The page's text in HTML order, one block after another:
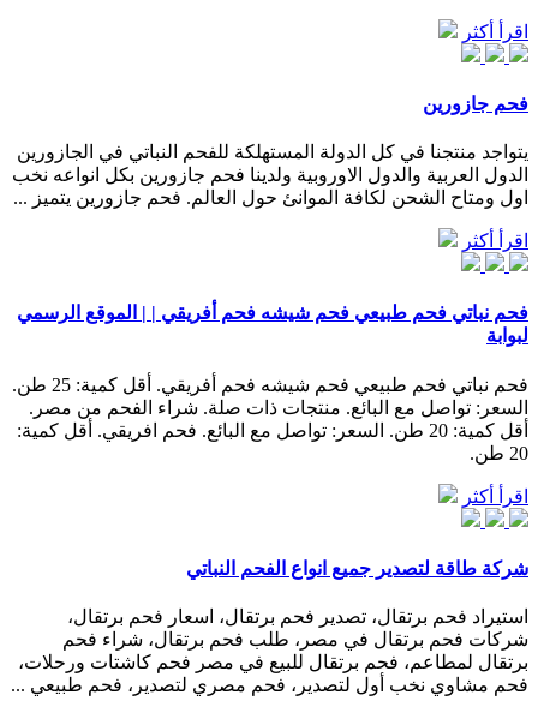
اقرأ أكثر
فحم جازورين
يتواجد منتجنا في كل الدولة المستهلكة للفحم النباتي في الجازورين
الدول العربية والدول الاوروبية ولدينا فحم جازورين بكل انواعه نخب
اول ومتاح الشحن لكافة الموانئ حول العالم. فحم جازورين يتميز ...
اقرأ أكثر
فحم نباتي فحم طبيعي فحم شيشه فحم أفريقي | | الموقع الرسمي
لبوابة
فحم نباتي فحم طبيعي فحم شيشه فحم أفريقي. أقل كمية: 25 طن.
السعر: تواصل مع البائع. منتجات ذات صلة. شراء الفحم من مصر.
أقل كمية: 20 طن. السعر: تواصل مع البائع. فحم افريقي. أقل كمية:
20 طن.
اقرأ أكثر
شركة طاقة لتصدير جميع انواع الفحم النباتي
استيراد فحم برتقال، تصدير فحم برتقال، اسعار فحم برتقال،
شركات فحم برتقال في مصر، طلب فحم برتقال، شراء فحم
برتقال لمطاعم، فحم برتقال للبيع في مصر فحم كاشتات ورحلات،
فحم مشاوي نخب أول لتصدير، فحم مصري لتصدير، فحم طبيعي ...